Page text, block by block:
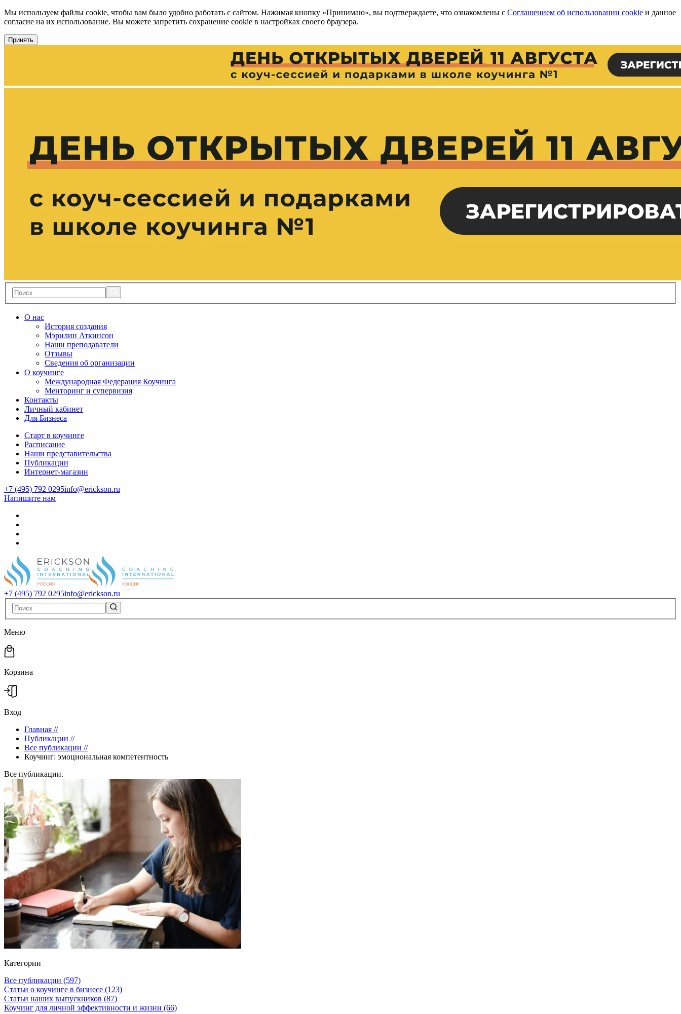
Мы используем файлы cookie, чтобы вам было удобно работать с сайтом. Нажимая кнопку «Принимаю», вы подтверждаете, что ознакомлены с Соглашением об использовании cookie и данное
согласие на их использование. Вы можете запретить сохранение cookie в настройках своего браузера.
Принять
О нас
История создания
Мэрилин Аткинсон
Наши преподаватели
Отзывы
Сведения об организации
О коучинге
Международная Федерация Коучинга
Менторинг и супервизия
Контакты
Личный кабинет
Для Бизнеса
Старт в коучинге
Расписание
Наши представительства
Публикации
Интернет-магазин
+7 (495) 792 0295info@erickson.ru
Напишите нам
+7 (495) 792 0295info@erickson.ru
Меню
Корзина
Вход
Главная //
Публикации //
Все публикации //
Коучинг: эмоциональная компетентность
Все публикации.
Категории
Все публикации (597)
Статьи о коучинге в бизнесе (123)
Статьи наших выпускников (87)
Коучинг для личной эффективности и жизни (66)